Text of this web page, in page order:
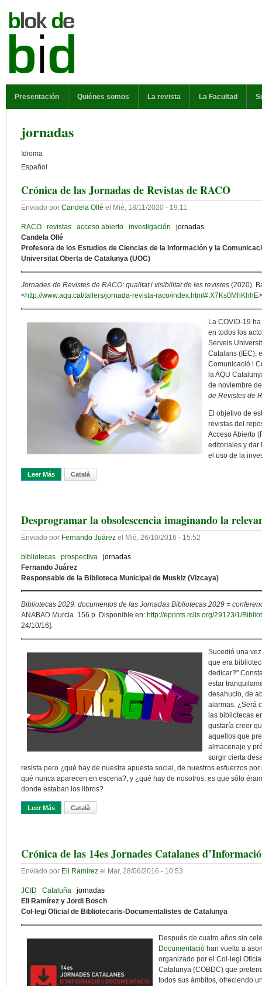
Presentación Quiénes somos La revista La Facultad
jornadas
Idioma
Español
Crónica de las Jornadas de Revistas de RACO
Enviado por Candela Ollé el Mié, 18/11/2020 - 19:11
RACO revistas acceso abierto investigación
jornadas
Candela Ollé
Profesora de los Estudios de Ciencias de la Información y la
Universitat Oberta de Catalunya (UOC)
Jornades de Revistes de RACO: qualitat i visibilitat de les revistes (2020).
<http://www.aqu.cat/tallers/jornada-revista-raco/index.html#.X7Ks0MhKhhE
La COVID-19
en todos los
Serveis
Catalans (IEC),
Comunicació i
la AQU
de noviembre
de Revistes de
El objetivo de
revistas del
Acceso Abierto
editoriales y dar
el uso de la
Leer Más Sobre Crónica De Las Jornadas De Revistas De RACO
Català
Desprogramar la obsolescencia imaginando la
Enviado por Fernando Juárez el Mié, 26/10/2016 - 15:52
bibliotecas prospectiva
jornadas
Fernando Juárez
Responsable de la Biblioteca Municipal de Muskiz (Vizcaya)
Bibliotecas 2029: documentos de las Jornadas Bibliotecas 2029 =
ANABAD Murcia. 156 p. Disponible en: http://eprints.rclis.org/29123/1/
24/10/16].
Sucedió una
que era
dedicar?"
estar
desahucio, de
alarmas. ¿Será
las bibliotecas
gustaría creer
aquellos que
almacenaje y
surgir cierta
resista pero ¿qué hay de nuestra apuesta social, de nuestros esfuerzos
qué nunca aparecen en escena?, y ¿qué hay de nosotros, es que sólo
donde estaban los libros?
Leer Más Sobre Desprogramar La Obsolescencia Imaginando La Relevancia
Català
Crónica de las 14es Jornades Catalanes
Enviado por Eli Ramírez el Mar, 28/06/2016 - 10:53
JCID Cataluña
jornadas
Eli Ramírez y Jordi Bosch
Col·legi Oficial de Bibliotecaris-Documentalistes de Catalunya
Después de cuatro años sin
Documentació han vuelto a
organizado por el Col·legi
Catalunya (COBDC) que
todos sus ámbitos, ofreciendo